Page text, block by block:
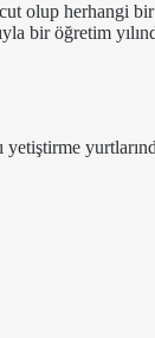
olup herhangi
bir öğretim